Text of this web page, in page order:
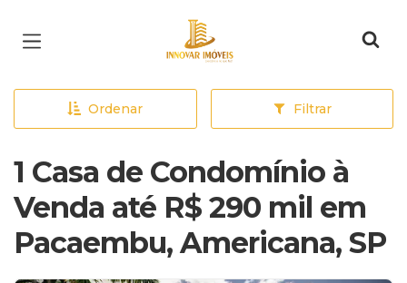
Página inicial
Ordenar Filtrar
1 Casa de Condomínio à
Venda até R$ 290 mil em
Pacaembu, Americana, SP